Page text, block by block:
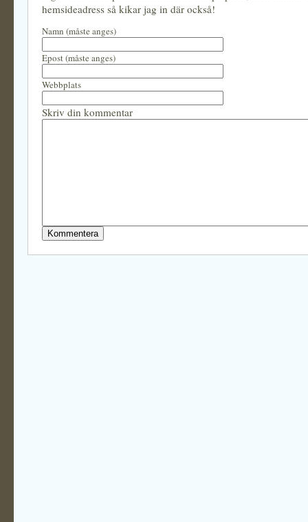
hemsideadress så kikar jag in där också!
Namn (måste anges)
Epost (måste anges)
Webbplats
Skriv din kommentar